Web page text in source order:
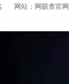
网站：网眼查官网